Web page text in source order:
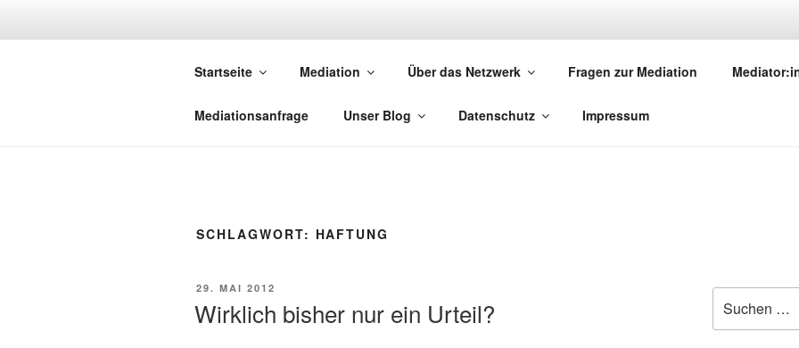
NETZWERK-
Startseite Mediation Über das Netzwerk Fragen zur Mediation
Mediationsanfrage Unser Blog Datenschutz Impressum
SCHLAGWORT: HAFTUNG
VERÖFFENTLICHT
29. MAI 2012
Wirklich bisher nur ein Urteil?
nach: